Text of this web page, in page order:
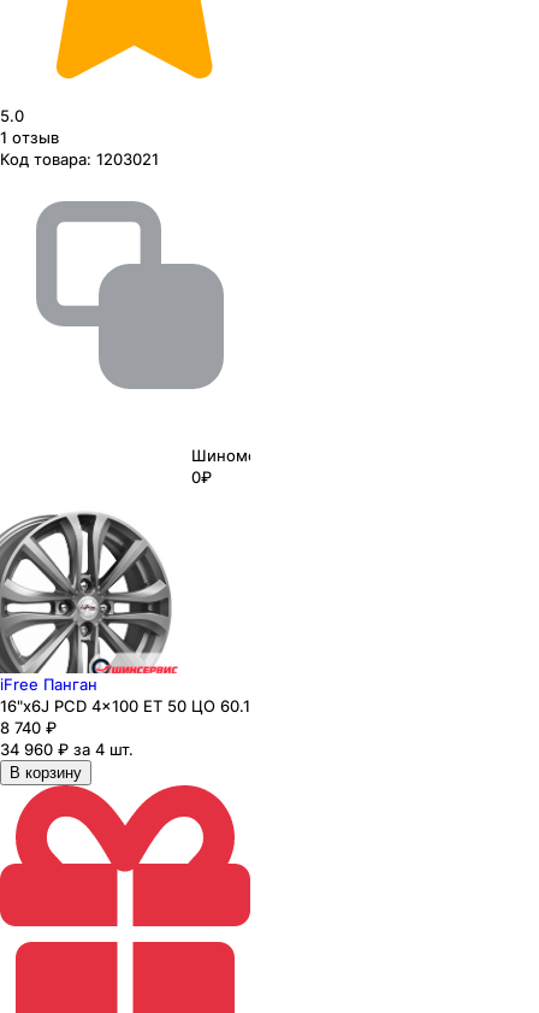
5.0
1 отзыв
Код товара: 1203021
Шиномонтаж
0₽
iFree Панган
16"x6J PCD 4x100 ЕТ 50 ЦО 60.1
8 740 ₽
34 960 ₽ за 4 шт.
В корзину